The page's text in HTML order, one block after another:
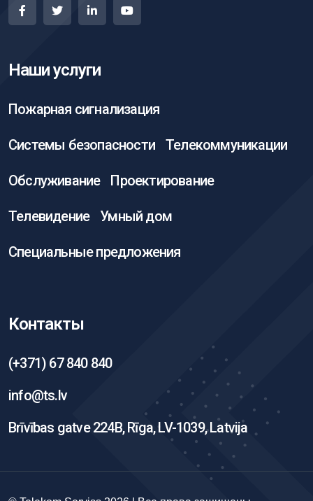
Наши услуги
Пожарная сигнализация
Системы безопасности Телекоммуникации
Обслуживание Проектирование
Телевидение Умный дом
Специальные предложения
Контакты
(+371) 67 840 840
info@ts.lv
Brīvības gatve 224B, Rīga, LV-1039, Latvija